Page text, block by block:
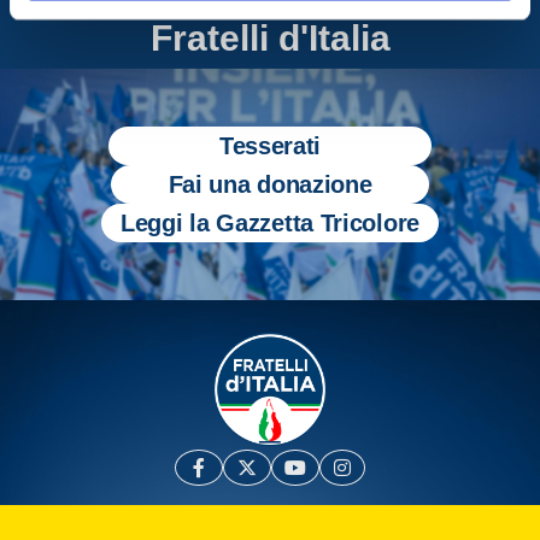
Fratelli d'Italia
Tesserati
Fai una donazione
Leggi la Gazzetta Tricolore